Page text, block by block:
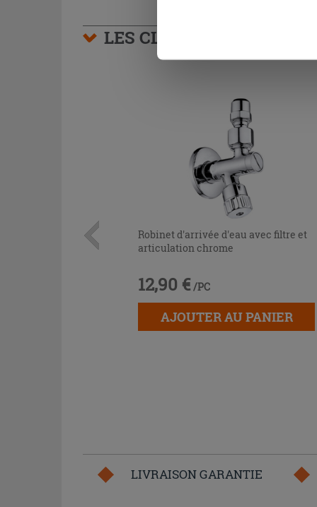
LES CLIENTS AYANT
Robinet d'arrivée d'eau avec filtre et
articulation chrome
12,90 € /PC
AJOUTER AU PANIER
LIVRAISON GARANTIE